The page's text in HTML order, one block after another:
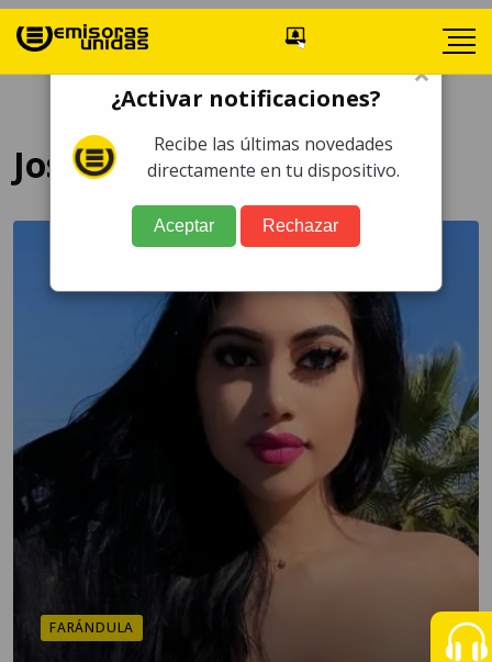
Joselyn Cano
FARÁNDULA
×
¿Activar notificaciones?
Recibe las últimas novedades
directamente en tu dispositivo.
Aceptar Rechazar